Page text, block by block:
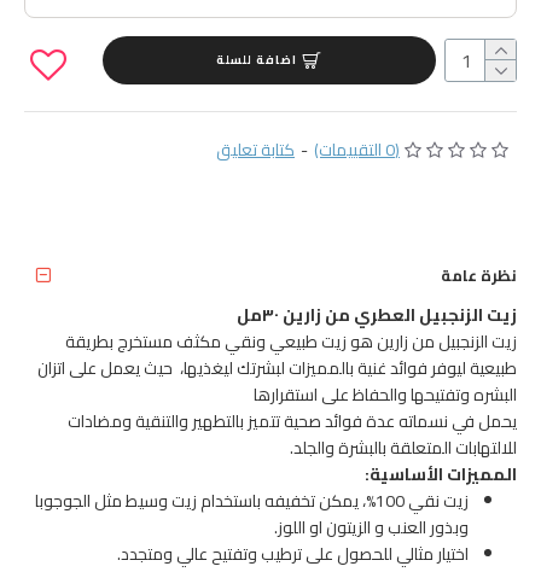
(0 التقييمات) - كتابة تعليق
اضافة للسلة
نظرة عامة
زيت الزنجبيل العطري من زارين ٣٠مل
زيت الزنجبيل من زارين هو زيت طبيعي ونقي مكثف مستخرج بطريقة
طبيعية ليوفر فوائد غنية بالمميزات لبشرتك ليغذيها، حيث يعمل على اتزان
البشره وتفتيحها والحفاظ على استقرارها
يحمل في نسماته عدة فوائد صحية تتميز بالتطهير والتنقية ومضادات
للالتهابات المتعلقة بالبشرة والجلد.
المميزات الأساسية:
زيت نقي 100%، يمكن تخفيفه باستخدام زيت وسيط مثل الجوجوبا
وبذور العنب و الزيتون او اللوز.
اختيار مثالي للحصول على ترطيب وتفتيح عالي ومتجدد.